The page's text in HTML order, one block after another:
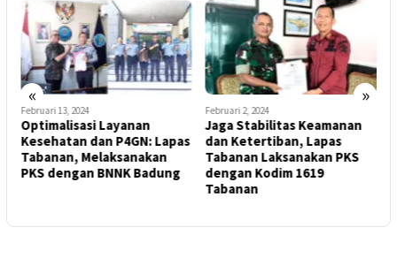
« »
Februari 13, 2024
Optimalisasi Layanan
Kesehatan dan P4GN: Lapas
Tabanan, Melaksanakan
PKS dengan BNNK Badung
Februari 2, 2024
Jaga Stabilitas Keamanan
dan Ketertiban, Lapas
Tabanan Laksanakan PKS
dengan Kodim 1619
Tabanan